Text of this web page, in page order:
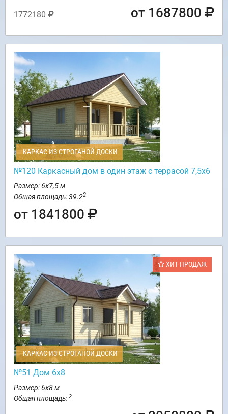
1772180 от 1687800
КАРКАС ИЗ СТРОГАНОЙ ДОСКИ
№120 Каркасный дом в один этаж с террасой 7,5х6
Размер: 6х7,5 м
Общая площадь: 39.22
от 1841800
ХИТ ПРОДАЖ
КАРКАС ИЗ СТРОГАНОЙ ДОСКИ
№51 Дом 6х8
Размер: 6х8 м
Общая площадь: 2